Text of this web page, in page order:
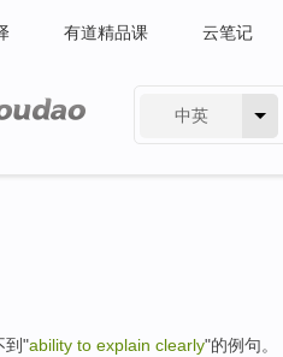
有道精品课 云笔记
中英
到"ability to explain clearly"的例句。